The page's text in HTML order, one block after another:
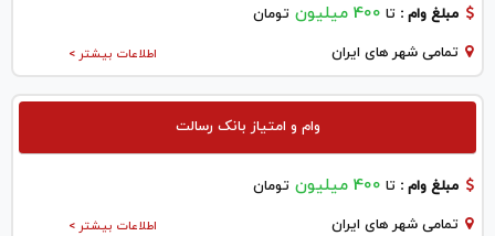
مبلغ وام : تا 400 میلیون تومان
اطلاعات بیشتر > تمامی شهر های ایران
وام و امتیاز بانک رسالت
مبلغ وام : تا 400 میلیون تومان
اطلاعات بیشتر > تمامی شهر های ایران